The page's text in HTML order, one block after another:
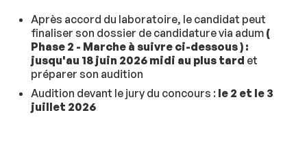
Après accord du laboratoire, le candidat peut
finaliser son dossier de candidature via adum(
Phase 2 - Marche à suivre ci-dessous ) :
jusqu'au 18 juin 2026 midi au plus tard et
préparer son audition
Audition devant le jury du concours :le 2 et le 3
juillet 2026